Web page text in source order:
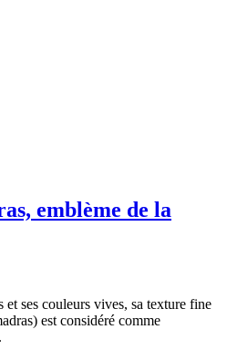
emblème de la
et ses couleurs vives, sa texture fine
est considéré comme